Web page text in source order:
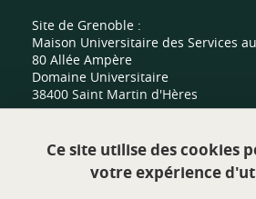
Site de Grenoble :
Maison Universitaire des Services
80 Allée Ampère
Domaine Universitaire
38400 Saint Martin d'Hères
Site de Valence :
Centre sportif universitaire
Route de Malissard
Ce site utilise des cookies
votre expérience